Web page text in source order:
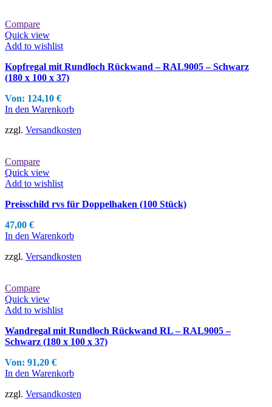
auf
Compare
Quick view
Add to wishlist
Kopfregal mit Rundloch Rückwand – RAL9005 – Schwarz
(180 x 100 x 37)
Von: 124,10 €
In den Warenkorb
zzgl. Versandkosten
Compare
Quick view
Add to wishlist
Preisschild rvs für Doppelhaken (100 Stück)
47,00 €
In den Warenkorb
zzgl. Versandkosten
Compare
Quick view
Add to wishlist
Wandregal mit Rundloch Rückwand RL – RAL9005 –
Schwarz (180 x 100 x 37)
Von: 91,20 €
In den Warenkorb
zzgl. Versandkosten